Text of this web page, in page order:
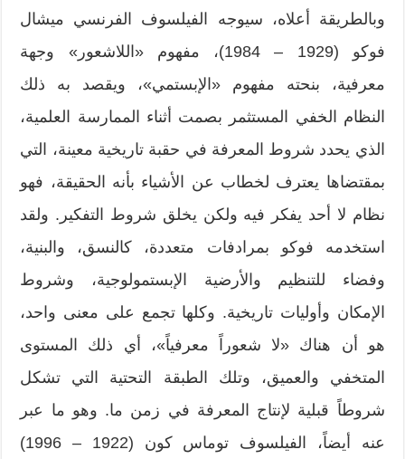
وبالطريقة أعلاه، سيوجه الفيلسوف الفرنسي ميشال
فوكو (1929 – 1984)، مفهوم «اللاشعور» وجهة
معرفية، بنحته مفهوم «الإبستمي»، ويقصد به ذلك
النظام الخفي المستثمر بصمت أثناء الممارسة العلمية،
الذي يحدد شروط المعرفة في حقبة تاريخية معينة، التي
بمقتضاها يعترف لخطاب عن الأشياء بأنه الحقيقة، فهو
نظام لا أحد يفكر فيه ولكن يخلق شروط التفكير. ولقد
استخدمه فوكو بمرادفات متعددة، كالنسق، والبنية،
وفضاء للتنظيم والأرضية الإبستمولوجية، وشروط
الإمكان وأوليات تاريخية. وكلها تجمع على معنى واحد،
هو أن هناك «لا شعوراً معرفياً»، أي ذلك المستوى
المتخفي والعميق، وتلك الطبقة التحتية التي تشكل
شروطاً قبلية لإنتاج المعرفة في زمن ما. وهو ما عبر
عنه أيضاً، الفيلسوف توماس كون (1922 – 1996)